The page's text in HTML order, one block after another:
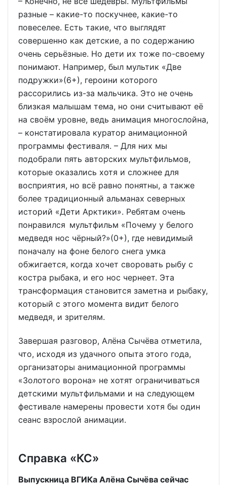
разные – какие-то поскучнее, какие-то
повеселее. Есть такие, что выглядят
совершенно как детские, а по содержанию
очень серьёзные. Но дети их тоже по-своему
понимают. Например, был мультик «Две
подружки»(6+), героини которого
рассорились из-за мальчика. Это не очень
близкая малышам тема, но они считывают её
на своём уровне, ведь анимация многослойна,
– констатировала куратор анимационной
программы фестиваля. – Для них мы
подобрали пять авторских мультфильмов,
которые оказались хотя и сложнее для
восприятия, но всё равно понятны, а также
более традиционный альманах северных
историй «Дети Арктики». Ребятам очень
понравился мультфильм «Почему у белого
медведя нос чёрный?»(0+), где невидимый
поначалу на фоне белого снега умка
обжигается, когда хочет своровать рыбу с
костра рыбака, и его нос чернеет. Эта
трансформация становится заметна и рыбаку,
который с этого момента видит белого
медведя, и зрителям.
Завершая разговор, Алёна Сычёва отметила,
что, исходя из удачного опыта этого года,
организаторы анимационной программы
«Золотого ворона» не хотят ограничиваться
детскими мультфильмами и на следующем
фестивале намерены провести хотя бы один
сеанс взрослой анимации.
Справка «КС»
Выпускница ВГИКа Алёна Сычёва сейчас